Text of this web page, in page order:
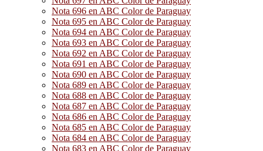
Nota 696 en ABC Color de Paraguay
Nota 695 en ABC Color de Paraguay
Nota 694 en ABC Color de Paraguay
Nota 693 en ABC Color de Paraguay
Nota 692 en ABC Color de Paraguay
Nota 691 en ABC Color de Paraguay
Nota 690 en ABC Color de Paraguay
Nota 689 en ABC Color de Paraguay
Nota 688 en ABC Color de Paraguay
Nota 687 en ABC Color de Paraguay
Nota 686 en ABC Color de Paraguay
Nota 685 en ABC Color de Paraguay
Nota 684 en ABC Color de Paraguay
Nota 683 en ABC Color de Paraguay